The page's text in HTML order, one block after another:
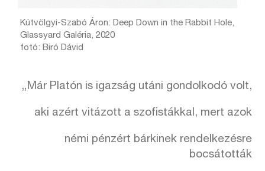
Kútvölgyi-Szabó Áron: Deep Down in the Rabbit Hole,
Glassyard Galéria, 2020
fotó: Biró Dávid
„Már Platón is igazság utáni gondolkodó volt,
aki azért vitázott a szofistákkal, mert azok
némi pénzért bárkinek rendelkezésre
bocsátották